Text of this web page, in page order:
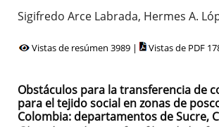
Sigifredo Arce Labrada, Hermes A.
Vistas de resúmen 3989 | Vistas de PDF
Obstáculos para la transferencia de
para el tejido social en zonas de
Colombia: departamentos de Sucre,